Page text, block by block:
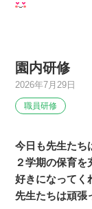
園内研修
2026年7月29日
職員研修
今日も先生たち
２学期の保育
好きになってく
先生たちは頑張